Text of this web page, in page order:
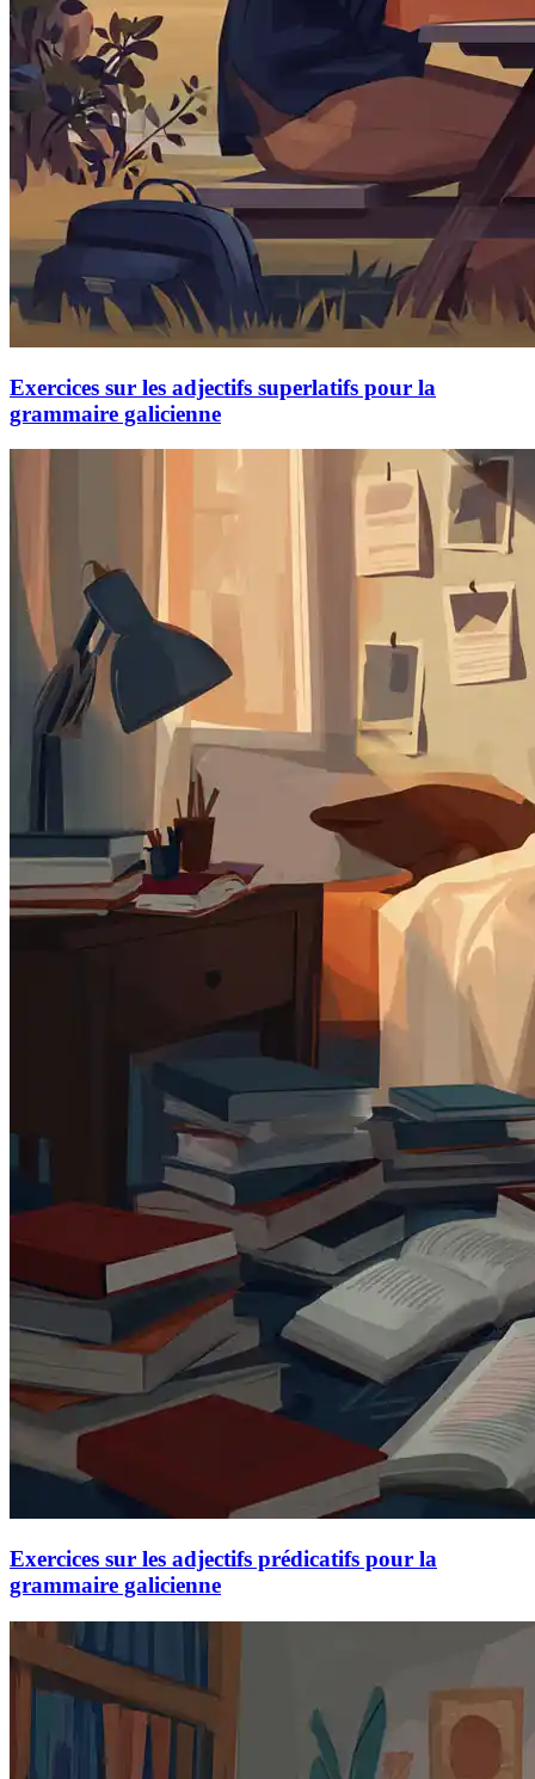
Exercices sur les adjectifs superlatifs pour la
grammaire galicienne
Exercices sur les adjectifs prédicatifs pour la
grammaire galicienne